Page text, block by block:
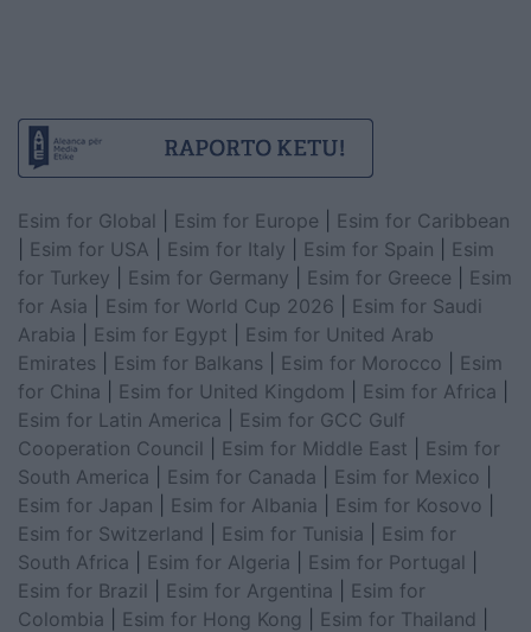
Esim for Global Esim for Europe
Esim for Caribbean
Esim for USA Esim for Italy Esim for Spain
Esim
for Turkey
Esim for Germany Esim for Greece
Esim
for Asia
Esim for World Cup 2026
Esim for Saudi
Arabia
Esim for Egypt
Esim for United Arab
Emirates
Esim for Balkans Esim for Morocco
Esim
for China
Esim for United Kingdom Esim for Africa
Esim for Latin America
Esim for GCC Gulf
Cooperation Council
Esim for Middle East
Esim for
South America
Esim for Canada Esim for Mexico
Esim for Japan
Esim for Albania Esim for Kosovo
Esim for Switzerland
Esim for Tunisia
Esim for
South Africa
Esim for Algeria Esim for Portugal
Esim for Brazil
Esim for Argentina
Esim for
Colombia
Esim for Hong Kong Esim for Thailand